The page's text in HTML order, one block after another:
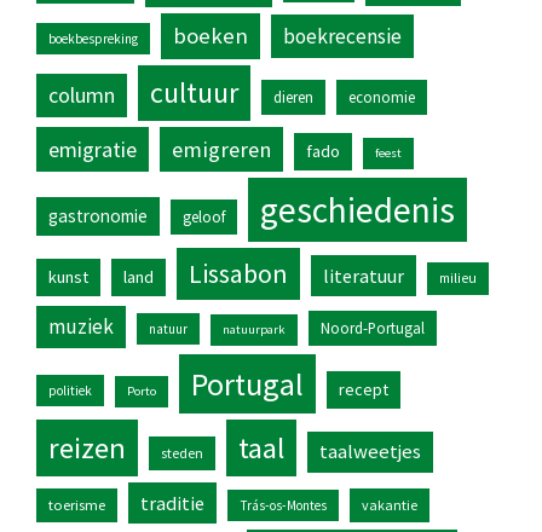
boekbespreking boeken boekrecensie
column cultuur dieren economie
emigratie emigreren fado feest
gastronomie geloof geschiedenis
kunst land Lissabon literatuur milieu
muziek natuur natuurpark Noord-Portugal
politiek Porto Portugal recept
reizen steden taal taalweetjes
toerisme traditie Trás-os-Montes vakantie